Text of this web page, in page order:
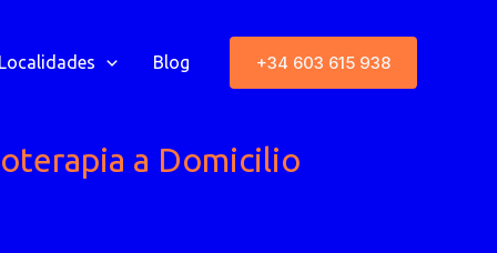
Blog +34 603 615 938
a Domicilio